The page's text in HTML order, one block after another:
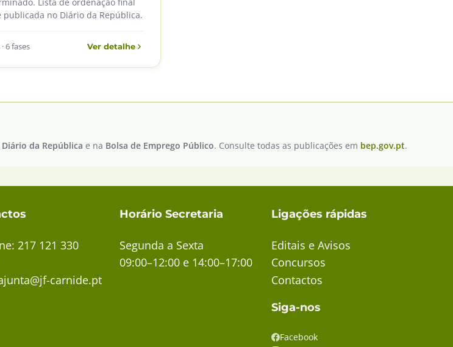
publicada no Diário da República.
6 fases Ver detalhe
Diário da República e na Bolsa de Emprego Público. Consulte todas as publicações em bep.gov.pt.
217 121 330
carnide.pt
Horário Secretaria
Segunda a Sexta
09:00–12:00 e 14:00–17:00
Ligações rápidas
Editais e Avisos
Concursos
Contactos
Siga-nos
Facebook